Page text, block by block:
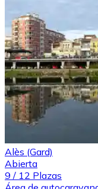
Alès (Gard)
Abierta
9 / 12 Plazas